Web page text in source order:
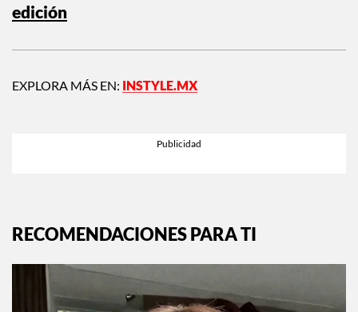
edición
EXPLORA MÁS EN: INSTYLE.MX
RECOMENDACIONES PARA TI